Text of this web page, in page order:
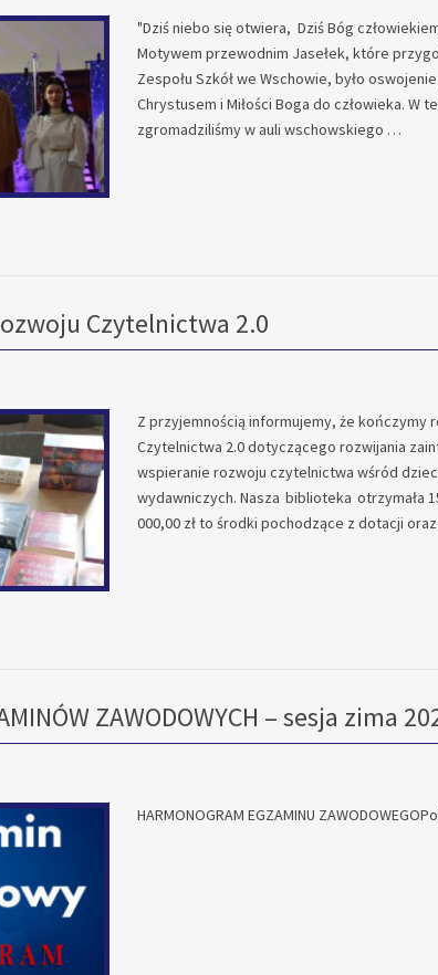
"Dziś niebo się otwiera, Dziś Bóg
Motywem przewodnim Jasełek, które
Zespołu Szkół we Wschowie, było
Chrystusem i Miłości Boga do człowieka. W
zgromadziliśmy w auli wschowskiego …
Czytelnictwa 2.0
Z przyjemnością informujemy, że kończymy
Czytelnictwa 2.0 dotyczącego rozwijania
wspieranie rozwoju czytelnictwa wśród
wydawniczych. Nasza biblioteka otrzymała
000,00 zł to środki pochodzące z dotacji
ZAWODOWYCH – sesja zima
HARMONOGRAM EGZAMINU